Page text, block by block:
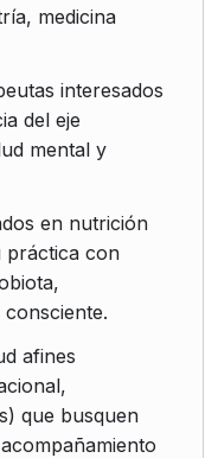
medicina
interesados
del eje
mental y
en nutrición
práctica con
afines
que busquen